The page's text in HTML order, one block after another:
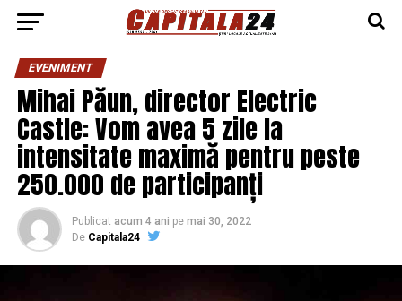
EVENIMENT
Mihai Păun, director Electric
Castle: Vom avea 5 zile la
intensitate maximă pentru peste
250.000 de participanți
Publicat acum 4 ani pe mai 30, 2022
De Capitala24